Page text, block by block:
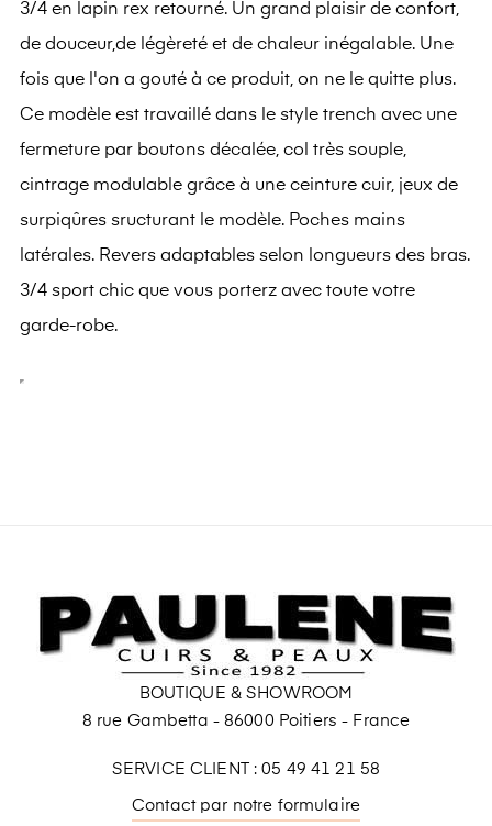
3/4 en lapin rex retourné. Un grand plaisir de confort,
de douceur,de légèreté et de chaleur inégalable. Une
fois que l'on a gouté à ce produit, on ne le quitte plus.
Ce modèle est travaillé dans le style trench avec une
fermeture par boutons décalée, col très souple,
cintrage modulable grâce à une ceinture cuir, jeux de
surpiqûres sructurant le modèle. Poches mains
latérales. Revers adaptables selon longueurs des bras.
3/4 sport chic que vous porterz avec toute votre
garde-robe.
BOUTIQUE & SHOWROOM
8 rue Gambetta - 86000 Poitiers - France
SERVICE CLIENT : 05 49 41 21 58
Contact par notre formulaire